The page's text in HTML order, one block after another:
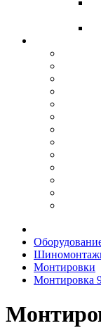
Moнтиpoвки
Монтировка